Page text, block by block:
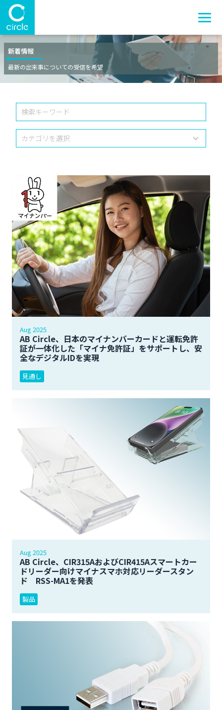
新着情報
最新の出来事についての受信を希望
Aug 2025
AB Circle、日本のマイナンバーカードと運転免許
証が一体化した「マイナ免許証」をサポートし、安
全なデジタルIDを実現
見通し
Aug 2025
AB Circle、CIR315AおよびCIR415Aスマートカー
ドリーダー向けマイナスマホ対応リーダースタン
ド RSS-MA1を発表
製品